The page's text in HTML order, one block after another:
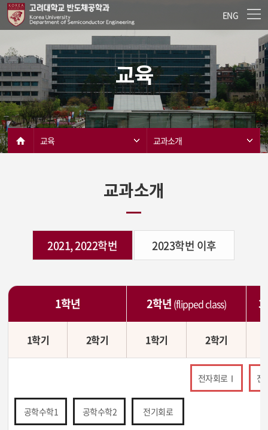
ENG
교육
교육 교과소개
교과소개
2021, 2022학번 2023학번 이후
1학년 2학년 (flipped class) 3
1학기 2학기 1학기 2학기
전자회로Ⅰ 전
공학수학1 공학수학2 전기회로